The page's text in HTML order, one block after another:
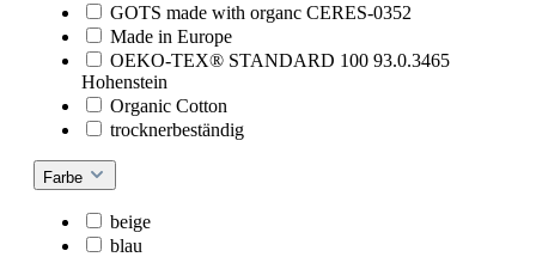
GOTS made with organc CERES-0352
Made in Europe
OEKO-TEX® STANDARD 100 93.0.3465
Hohenstein
Organic Cotton
trocknerbeständig
Farbe
beige
blau